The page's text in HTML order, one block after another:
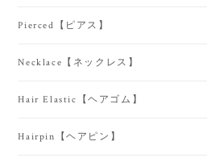
Pierced【ピアス】
Necklace【ネックレス】
Hair Elastic【ヘアゴム】
Hairpin【ヘアピン】